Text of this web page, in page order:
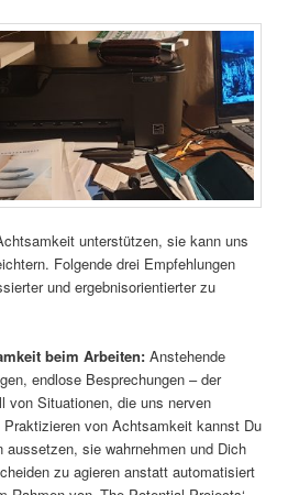
unterstützen, sie kann uns
Folgende drei Empfehlungen
und ergebnisorientierter zu
beim Arbeiten:Anstehende
endlose Besprechungen – der
von Situationen, die uns nerven
von Achtsamkeit kannst Du
aussetzen, sie wahrnehmen und Dich
zu agieren anstatt automatisiert